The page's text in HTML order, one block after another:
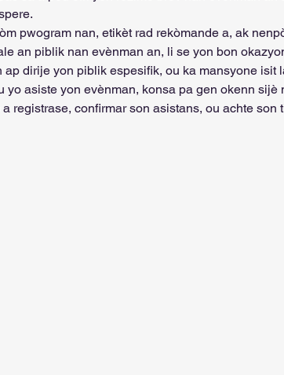
pwogram nan, etikèt rad rekòmande a, ak
an piblik nan evènman an, li se yon bon
dirije yon piblik espesifik, ou ka mansyone isit
asiste yon evènman, konsa pa gen okenn sijè
registrase, confirmar son asistans, ou achte son